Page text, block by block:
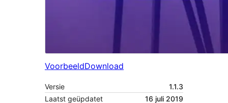
VoorbeeldDownload
Versie
1.1.3
Laatst geüpdatet
16 juli 2019